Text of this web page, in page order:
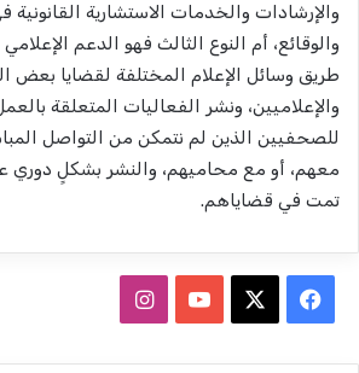
والإرشادات والخدمات الاستشارية
والوقائع، أم النوع الثالث فهو الدعم
طريق وسائل الإعلام المختلفة لقضايا بعض
والإعلاميين، ونشر الفعاليات المتعلقة
للصحفيين الذين لم نتمكن من التواصل
معهم، أو مع محاميهم، والنشر بشكلٍ دوري
تمت في قضاياهم.